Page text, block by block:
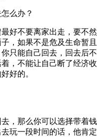
么办？
好不要离家出走，要不然
，如果不是危及生命暂且
只能自己回去，回去后不
，不能让自己断了经济收
好的。
，那么你可以选择带着钱
玩一段时间的话，他肯定